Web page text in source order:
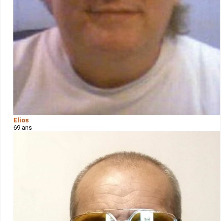
Elios
69 ans